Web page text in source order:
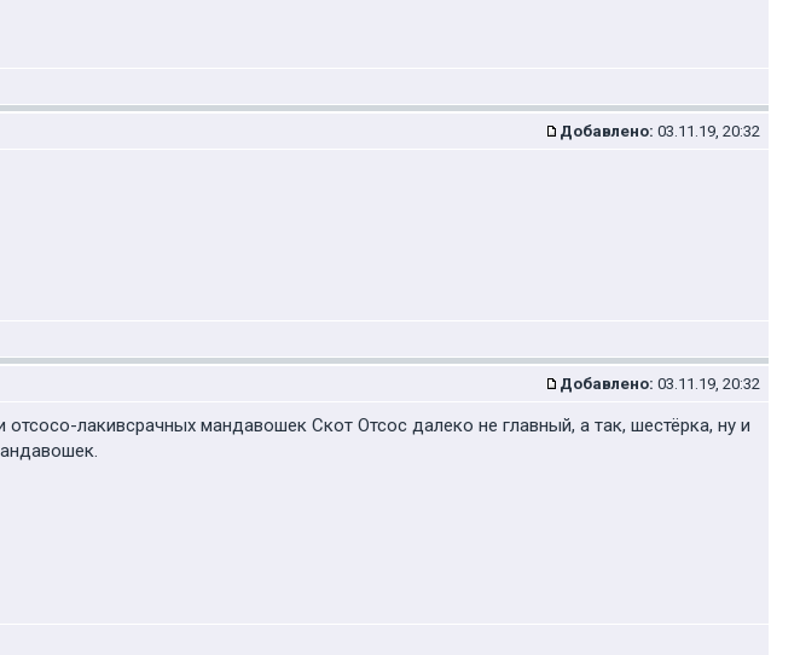
Добавлено: 03.11.19, 20:32
Добавлено: 03.11.19, 20:32
лакивсрачных мандавошек Скот Отсос далеко не главный, а так, шестёрка, ну и